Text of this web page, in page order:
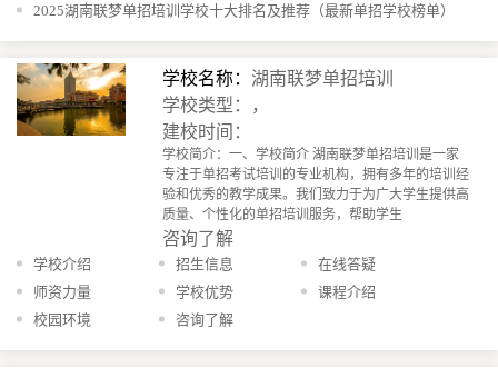
2025湖南联梦单招培训学校十大排名及推荐（最新单招学校榜单）
学校名称： 湖南联梦单招培训
学校类型：，
建校时间：
学校简介：一、学校简介 湖南联梦单招培训是一家
专注于单招考试培训的专业机构，拥有多年的培训经
验和优秀的教学成果。我们致力于为广大学生提供高
质量、个性化的单招培训服务，帮助学生
咨询了解
学校介绍 招生信息
在线答疑
师资力量
学校优势
课程介绍
校园环境
咨询了解